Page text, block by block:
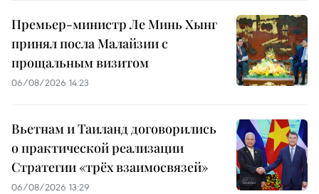
Премьер-министр Ле Минь Хынг
принял посла Малайзии с
прощальным визитом
06/08/2026 14:23
Вьетнам и Таиланд договорились
о практической реализации
Стратегии «трёх взаимосвязей»
06/08/2026 13:29